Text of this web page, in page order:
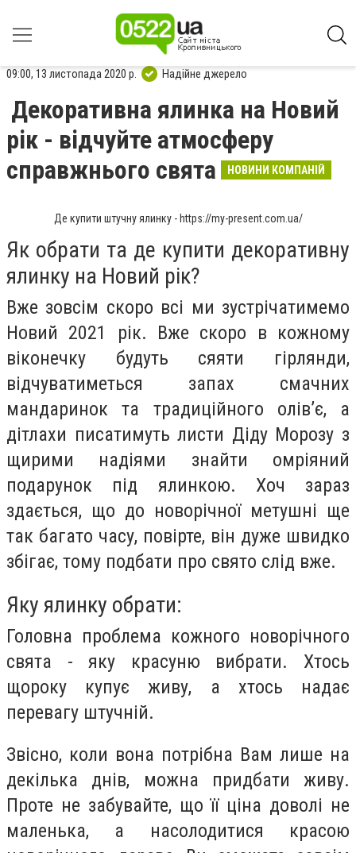
09:00, 13 листопада 2020 р. Надійне джерело
Декоративна ялинка на Новий
рік - відчуйте атмосферу
справжнього свята
НОВИНИ КОМПАНІЙ
Де купити штучну ялинку - https://my-present.com.ua/
Як обрати та де купити декоративну
ялинку на Новий рік?
Вже зовсім скоро всі ми зустрічатимемо
Новий 2021 рік. Вже скоро в кожному
віконечку будуть сяяти гірлянди,
відчуватиметься запах смачних
мандаринок та традиційного олів’є, а
дітлахи писатимуть листи Діду Морозу з
щирими надіями знайти омріяний
подарунок під ялинкою. Хоч зараз
здається, що до новорічної метушні ще
так багато часу, повірте, він дуже швидко
збігає, тому подбати про свято слід вже.
Яку ялинку обрати:
Головна проблема кожного новорічного
свята - яку красуню вибрати. Хтось
щороку купує живу, а хтось надає
перевагу штучній.
Звісно, коли вона потрібна Вам лише на
декілька днів, можна придбати живу.
Проте не забувайте, що її ціна доволі не
маленька, а насолодитися красою